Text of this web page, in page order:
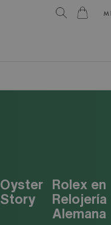
Oyster
Story
Rolex en
Relojería
Alemana